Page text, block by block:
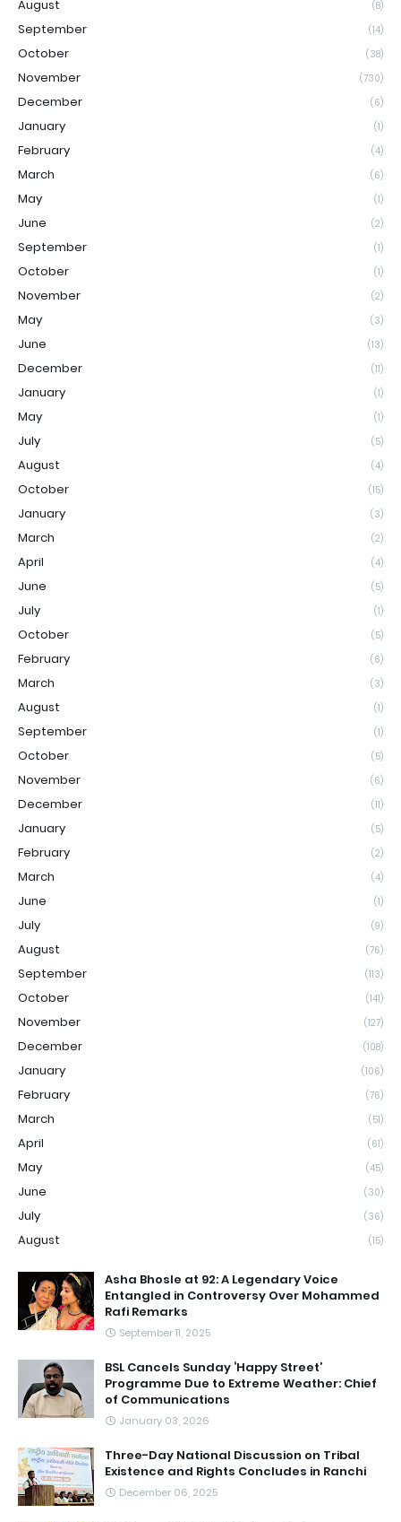
August (8)
September (14)
October (38)
November (730)
December (6)
January (1)
February (4)
March (6)
May (1)
June (2)
September (1)
October (1)
November (2)
May (3)
June (13)
December (11)
January (1)
May (1)
July (5)
August (4)
October (15)
January (3)
March (2)
April (4)
June (5)
July (1)
October (5)
February (6)
March (3)
August (1)
September (1)
October (5)
November (6)
December (11)
January (5)
February (2)
March (4)
June (1)
July (9)
August (76)
September (113)
October (141)
November (127)
December (108)
January (106)
February (76)
March (51)
April (61)
May (45)
June (30)
July (36)
August (15)
Asha Bhosle at 92: A Legendary Voice
Entangled in Controversy Over Mohammed
Rafi Remarks
September 11, 2025
BSL Cancels Sunday ‘Happy Street’
Programme Due to Extreme Weather: Chief
of Communications
January 03, 2026
Three-Day National Discussion on Tribal
Existence and Rights Concludes in Ranchi
December 06, 2025